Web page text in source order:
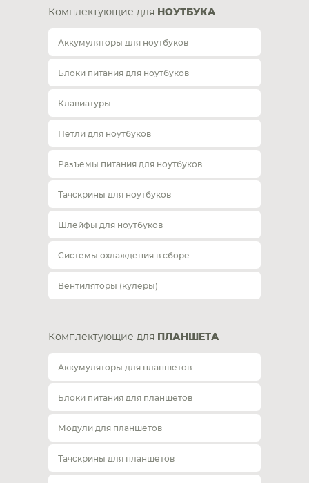
Комплектующие для НОУТБУКА
Аккумуляторы для ноутбуков
Блоки питания для ноутбуков
Клавиатуры
Петли для ноутбуков
Разъемы питания для ноутбуков
Тачскрины для ноутбуков
Шлейфы для ноутбуков
Системы охлаждения в сборе
Вентиляторы (кулеры)
Комплектующие для ПЛАНШЕТА
Аккумуляторы для планшетов
Блоки питания для планшетов
Модули для планшетов
Тачскрины для планшетов